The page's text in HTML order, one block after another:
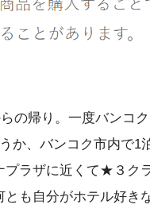
の帰り。一度バンコ
か、バンコク市内で1
プラザに近くて★３ク
も自分がホテル好き